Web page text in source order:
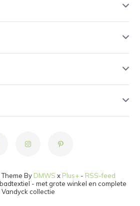
By DMWS x Plus+ - RSS-feed
- met grote winkel en complete
Vandyck collectie